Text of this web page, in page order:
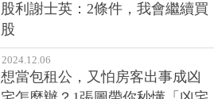
股利謝士英：2條件，我會繼續買
股
2024.12.06
想當包租公，又怕房客出事成凶